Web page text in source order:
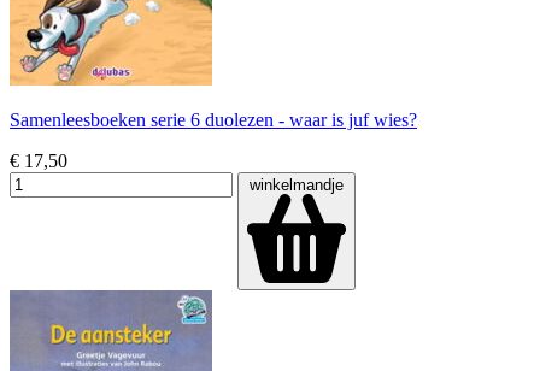
Samenleesboeken serie 6 duolezen - waar is juf wies?
€ 17,50
winkelmandje